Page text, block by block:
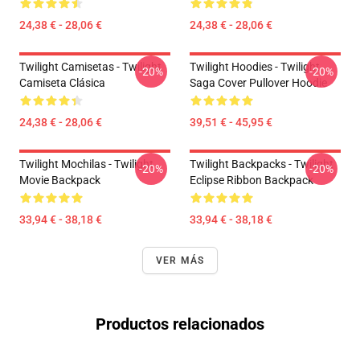
24,38 € - 28,06 € 24,38 € - 28,06 €
Twilight Camisetas - Twilight
Camiseta Clásica
24,38 € - 28,06 €
-20%
Twilight Hoodies - Twilight
Saga Cover Pullover Hoodie
39,51 € - 45,95 €
-20%
Twilight Mochilas - Twilight
Movie Backpack
33,94 € - 38,18 €
-20%
Twilight Backpacks - Twilight
Eclipse Ribbon Backpack
33,94 € - 38,18 €
-20%
VER MÁS
Productos relacionados